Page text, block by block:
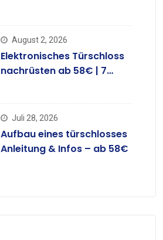
August 2, 2026
Elektronisches Türschloss
nachrüsten ab 58€ | 7
Juli 28, 2026
Aufbau eines türschlosses
Anleitung & Infos – ab 58€